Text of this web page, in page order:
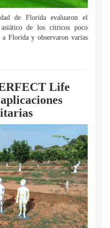
de Florida evaluaron el
de los cítricos poco
Florida y observaron varias
Life